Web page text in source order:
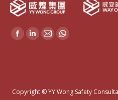
Find us on:
Facebook
new
Linkedin
new
Mail
new
Whatsapp
new
Copyright © YY Wong Safety